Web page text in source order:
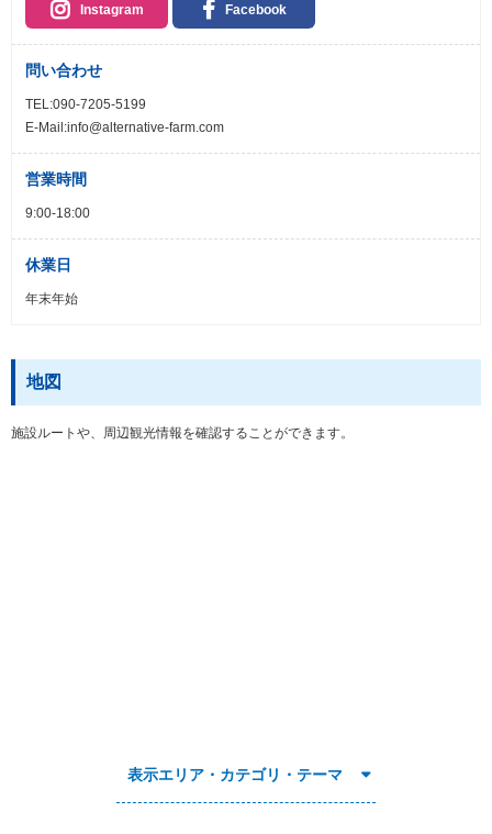
Instagram Facebook
問い合わせ
TEL:090-7205-5199
E-Mail:info@alternative-farm.com
営業時間
9:00-18:00
休業日
年末年始
地図
施設ルートや、周辺観光情報を確認することができます。
表示エリア・カテゴリ・テーマ